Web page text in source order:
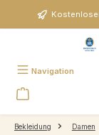
Zum Hauptinhalt
Navigation
Bekleidung Damen